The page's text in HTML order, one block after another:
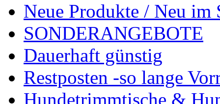
Neue Produkte / Neu im
SONDERANGEBOTE
Dauerhaft günstig
Restposten -so lange
Hundetrimmtische &